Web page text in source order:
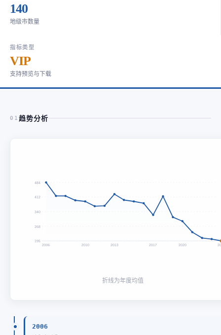
140
地级市数量
指标类型
VIP
支持预览与下载
01 趋势分析
484
412
340
268
195
2006 2010 2013 2017 2020
折线为年度均值
2006